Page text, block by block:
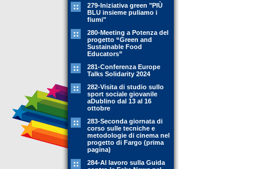
279-Iniziativa green "PIÙ
BLU insieme puliamo i
fiumi"
280-Meeting a Potenza del
progetto “Green and
Sustainable Food
Educators”
281-Conferenza Europe
Talks Solidarity 2024
282-Visita di studio sullo
sport sociale giovanile
aDublino dal 13 al 16
ottobre
283-Seconda giornata di
corso sulle tecniche e
metodologie di cinema nel
progetto di Fargo (prima
pagina)
284-Al lavoro sulla Guida